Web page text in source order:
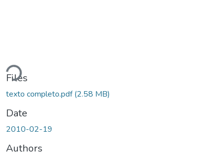
Loading...
Files
texto completo.pdf(2.58 MB)
Date
2010-02-19
Authors